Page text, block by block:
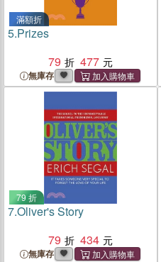
滿額折
5.Prizes
79
477
無庫存
79 折
7.Oliver's Story
79
434
無庫存